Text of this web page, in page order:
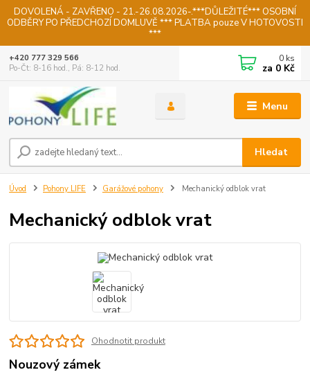
DOVOLENÁ - ZAVŘENO - 21.-26.08.2026-.***DŮLEŽITÉ*** OSOBNÍ
ODBĚRY PO PŘEDCHOZÍ DOMLUVĚ *** PLATBA pouze V HOTOVOSTI
***
Menu
Hledat
+420 777 329 566
Po-Čt: 8-16 hod., Pá: 8-12 hod.
0 ks
za 0 Kč
Úvod Pohony LIFE Garážové pohony Mechanický odblok vrat
Mechanický odblok vrat
Ohodnotit produkt
Nouzový zámek